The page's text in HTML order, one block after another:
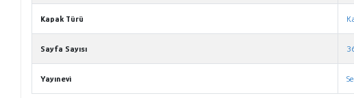
Kapak Türü
Sayfa Sayısı
Yayınevi